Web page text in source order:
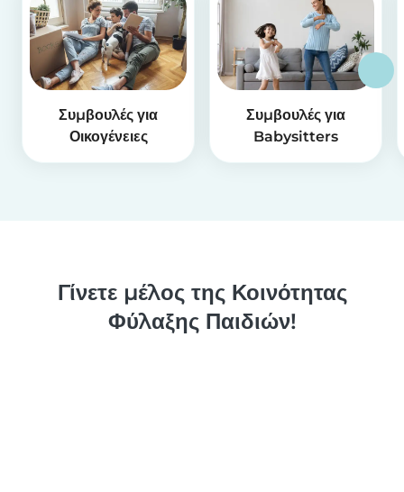
Συμβουλές για
Οικογένειες
Συμβουλές για
Babysitters
Γίνετε μέλος της Κοινότητας
Φύλαξης Παιδιών!